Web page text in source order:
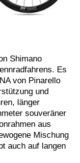
Shimano
Es
von Pinarello
und
länger
souveräner
aus
Mischung
auch auf langen